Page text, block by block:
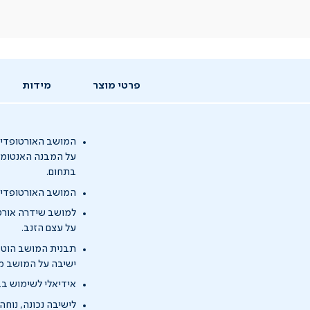
פרטי מוצר מידות
המושב
על המבנה
בתחום.
המושב
למושב שידרה
על עצם הזנב.
תבנית המושב
ישיבה על המושב
אידיאלי לשימוש
לישיבה נכונה,